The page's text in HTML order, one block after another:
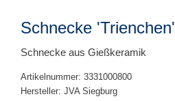
Schnecke 'Trienchen'
Schnecke aus Gießkeramik
Artikelnummer: 3331000800
Hersteller: JVA Siegburg